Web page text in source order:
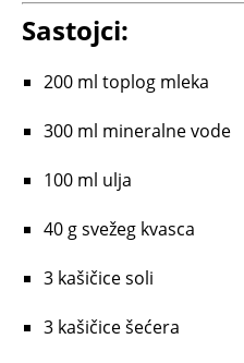
Sastojci:
200 ml toplog mleka
300 ml mineralne vode
100 ml ulja
40 g svežeg kvasca
3 kašičice soli
3 kašičice šećera